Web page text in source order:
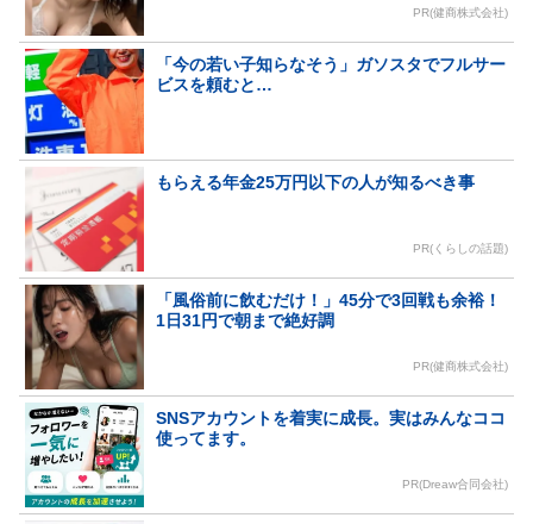
PR(健商株式会社)
「今の若い子知らなそう」ガソスタでフルサー
ビスを頼むと…
もらえる年金25万円以下の人が知るべき事
PR(くらしの話題)
「風俗前に飲むだけ！」45分で3回戦も余裕！
1日31円で朝まで絶好調
PR(健商株式会社)
SNSアカウントを着実に成長。実はみんなココ
使ってます。
PR(Dreaw合同会社)